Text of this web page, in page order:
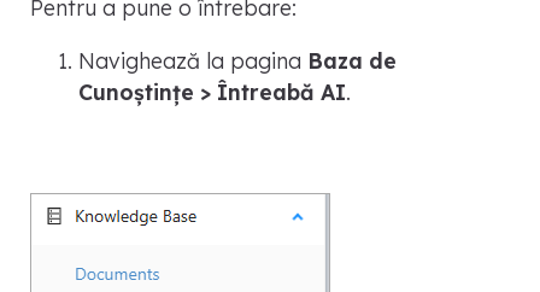
Pentru a pune o întrebare:
Navighează la pagina Baza de
Cunoștințe > Întreabă AI.